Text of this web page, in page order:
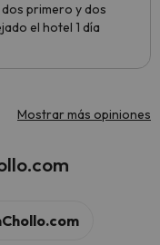
primero y dos
el hotel 1 día
Mostrar más opiniones